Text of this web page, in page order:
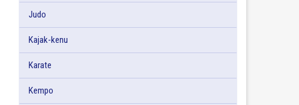
Judo
Kajak-kenu
Karate
Kempo